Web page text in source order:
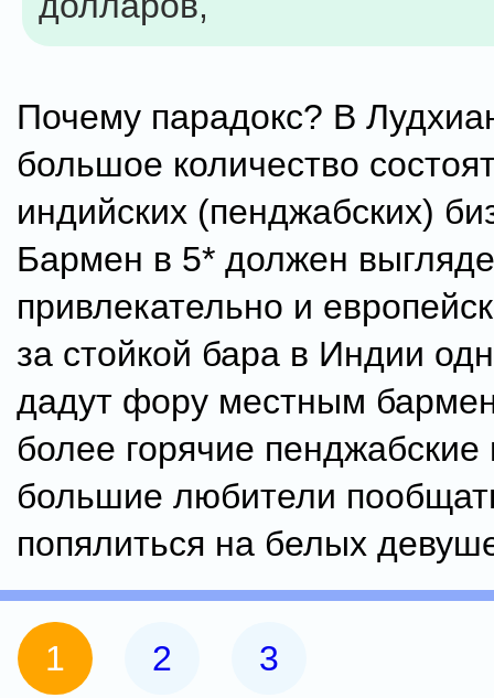
Почему парадокс? В
большое количество
индийских (пенджабских)
Бармен в 5* должен
привлекательно и
за стойкой бара в Индии
дадут фору местным
более горячие пенджабские
большие любители
попялиться на белых
1 2 3